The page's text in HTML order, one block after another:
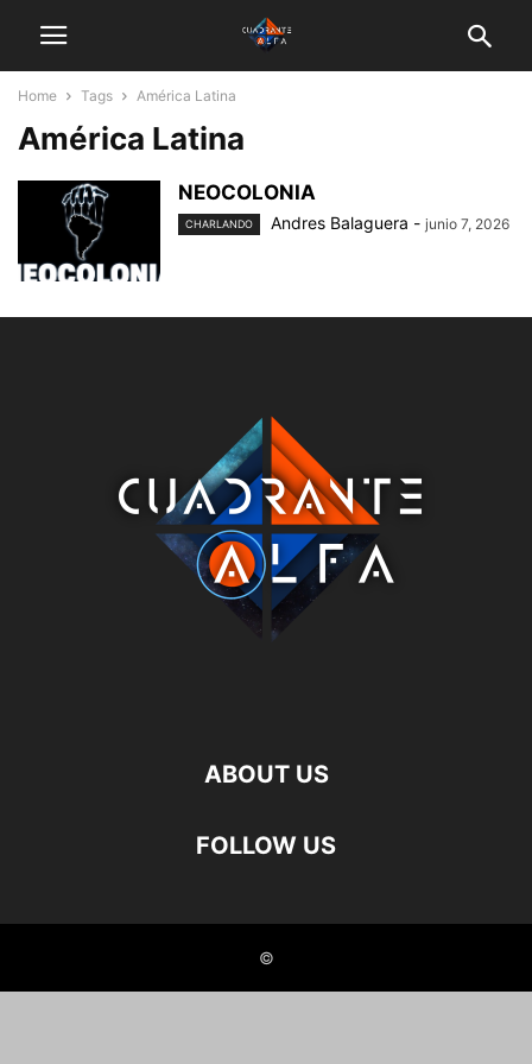
Home Tags América Latina
América Latina
NEOCOLONIA
CHARLANDO Andres Balaguera - junio 7, 2026
ABOUT US
FOLLOW US
©